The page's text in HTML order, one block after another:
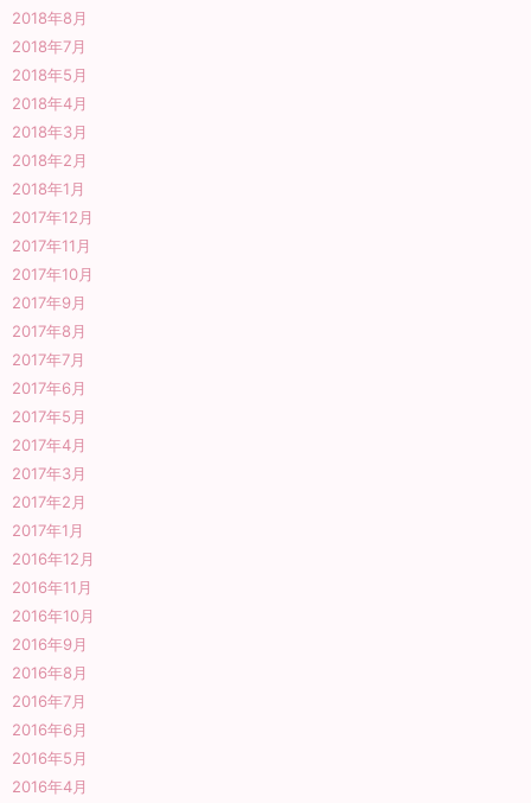
2018年8月
2018年7月
2018年5月
2018年4月
2018年3月
2018年2月
2018年1月
2017年12月
2017年11月
2017年10月
2017年9月
2017年8月
2017年7月
2017年6月
2017年5月
2017年4月
2017年3月
2017年2月
2017年1月
2016年12月
2016年11月
2016年10月
2016年9月
2016年8月
2016年7月
2016年6月
2016年5月
2016年4月